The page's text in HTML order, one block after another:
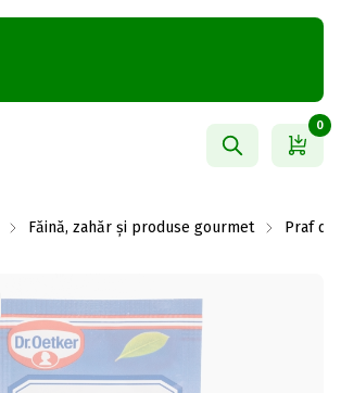
0
Făină, zahăr și produse gourmet Praf de